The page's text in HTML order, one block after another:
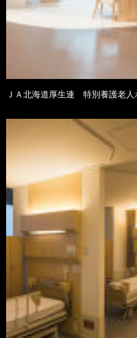
ＪＡ北海道厚生連 特別養護老人